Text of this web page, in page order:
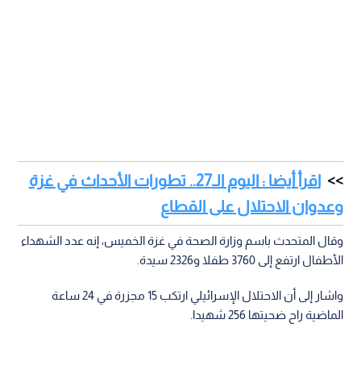
اقرأ أيضا : اليوم الـ27.. تطورات الأحداث في غزة
وعدوان الاحتلال على القطاع
وقال المتحدث باسم وزارة الصحة في غزة الخميس، إنه عدد الشهداء
الأطفال ارتفع إلى 3760 طفلا و2326 سيدة.
واشار إلى أن الاحتلال الإسرائيلي ارتكب 15 مجزرة في 24 ساعة
الماضية راح ضحيتها 256 شهيدا.